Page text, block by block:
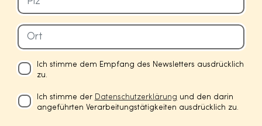
Ich stimme dem Empfang des Newsletters ausdrücklich
zu.
Ich stimme der Datenschutzerklärung und den darin
angeführten Verarbeitungstätigkeiten ausdrücklich zu.